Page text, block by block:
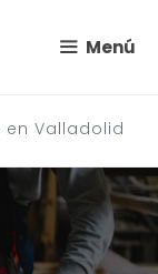
Menú
Valladolid